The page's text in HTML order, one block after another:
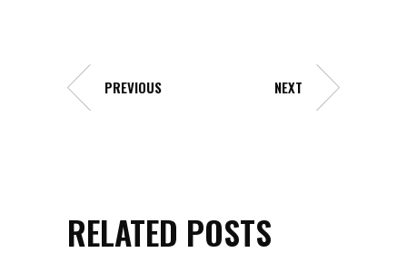
PREVIOUS NEXT
RELATED POSTS